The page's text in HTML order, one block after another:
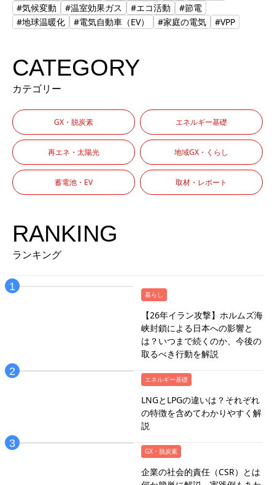
#気候変動
#温室効果ガス #エコ活動
#節電
#地球温暖化
#電気自動車（EV） #家庭の電気 #VPP
CATEGORY
カテゴリー
GX・脱炭素 エネルギー基礎
再エネ・太陽光 地域GX・くらし
蓄電池・EV 取材・レポート
RANKING
ランキング
暮らし
【26年イラン攻撃】ホルムズ海
峡封鎖による日本への影響と
は？いつまで続くのか、今後の
取るべき行動を解説
エネルギー基礎
LNGとLPGの違いは？それぞれ
の特徴を含めてわかりやすく解
説
GX・脱炭素
企業の社会的責任（CSR）とは